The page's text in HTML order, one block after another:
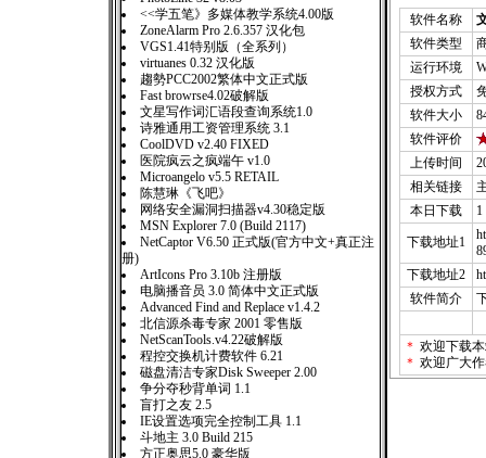
<<学五笔》多媒体教学系统4.00版
ZoneAlarm Pro 2.6.357 汉化包
VGS1.41特别版（全系列）
virtuanes 0.32 汉化版
趨勢PCC2002繁体中文正式版
Fast browrse4.02破解版
文星写作词汇语段查询系统1.0
诗雅通用工资管理系统 3.1
CoolDVD v2.40 FIXED
医院疯云之疯端午 v1.0
Microangelo v5.5 RETAIL
陈慧琳《飞吧》
网络安全漏洞扫描器v4.30稳定版
MSN Explorer 7.0 (Build 2117)
NetCaptor V6.50 正式版(官方中文+真正注
册)
ArtIcons Pro 3.10b 注册版
电脑播音员 3.0 简体中文正式版
Advanced Find and Replace v1.4.2
北信源杀毒专家 2001 零售版
NetScanTools.v4.22破解版
程控交换机计费软件 6.21
磁盘清洁专家Disk Sweeper 2.00
争分夺秒背单词 1.1
盲打之友 2.5
IE设置选项完全控制工具 1.1
斗地主 3.0 Build 215
方正奥思5.0 豪华版
软件名称
软件类型
运行环境
授权方式
软件大小
软件评价
上传时间
相关链接
本日下载
下载地址1
下载地址2
软件简介
＊ 欢迎下载
＊ 欢迎广大